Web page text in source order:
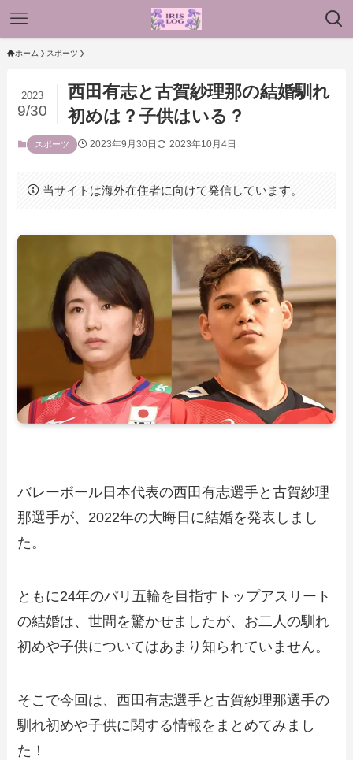
ホーム スポーツ
西田有志と古賀紗理那の結婚馴れ
初めは？子供はいる？
2023
9/30
スポーツ 2023年9月30日 2023年10月4日
当サイトは海外在住者に向けて発信しています。
バレーボール日本代表の西田有志選手と古賀紗理
那選手が、2022年の大晦日に結婚を発表しまし
た。
ともに24年のパリ五輪を目指すトップアスリート
の結婚は、世間を驚かせましたが、お二人の馴れ
初めや子供についてはあまり知られていません。
そこで今回は、西田有志選手と古賀紗理那選手の
馴れ初めや子供に関する情報をまとめてみまし
た！